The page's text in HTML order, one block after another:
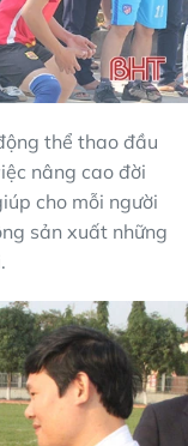
thể thao đầu
nâng cao đời
cho mỗi người
sản xuất những